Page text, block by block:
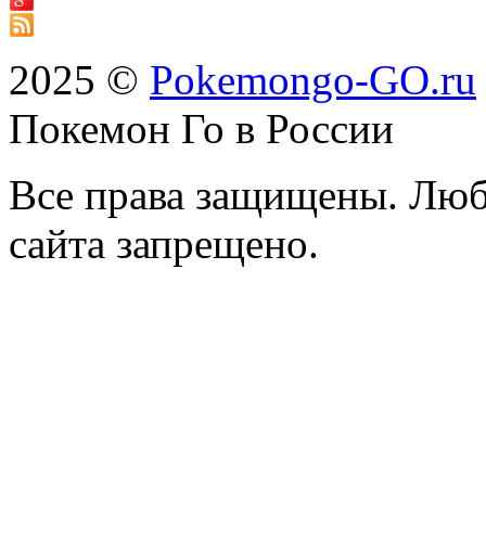
2025 © Pokemongo-GO.ru
Покемон Го в России
Все права защищены.
сайта запрещено.